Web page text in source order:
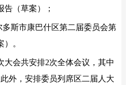
（草案）；
斯市康巴什区第二届委员会第
。
会共安排2次全体会议，其中
外，安排委员列席区二届人大